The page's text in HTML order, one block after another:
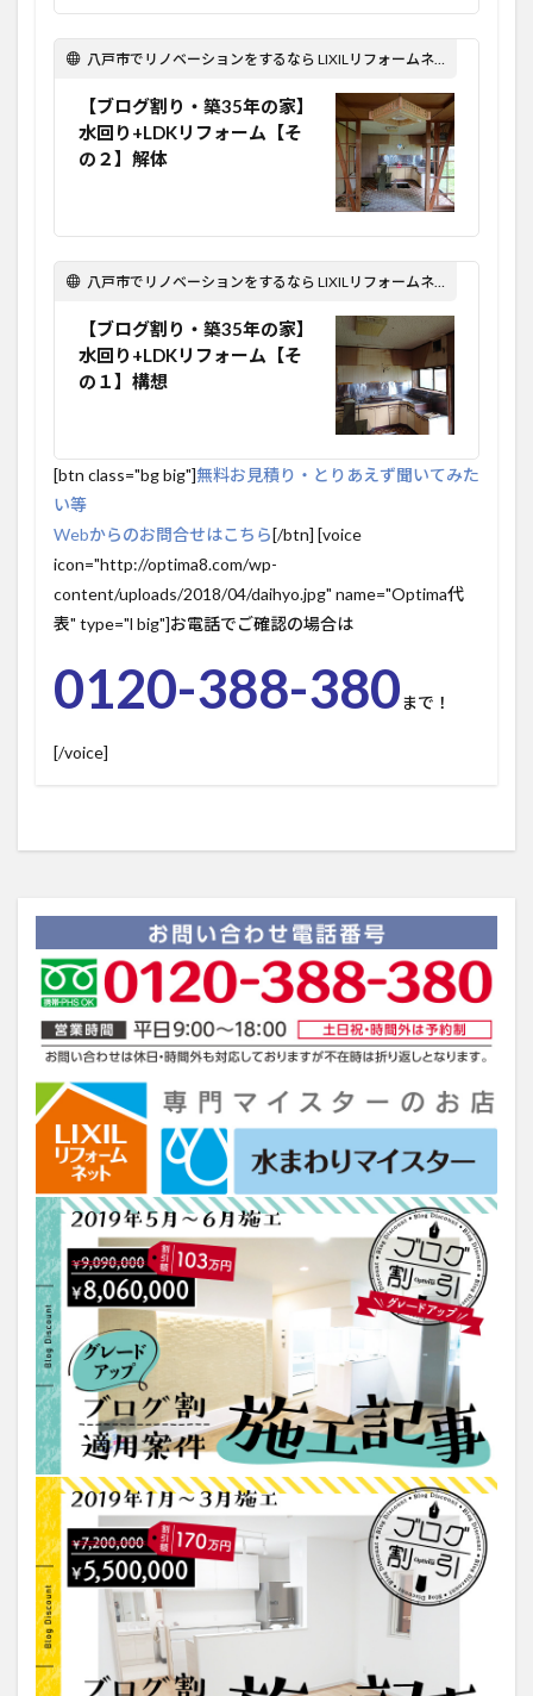
八戸市でリノベーションをするなら LIXILリフォームネット Optima Reform！
【ブログ割り・築35年の家】
水回り+LDKリフォーム【そ
の２】解体
八戸市でリノベーションをするなら LIXILリフォームネット Optima Reform！
【ブログ割り・築35年の家】
水回り+LDKリフォーム【そ
の１】構想
[btn class="bg big"]無料お見積り・とりあえず聞いてみた
い等
Webからのお問合せはこちら[/btn] [voice
icon="http://optima8.com/wp-
content/uploads/2018/04/daihyo.jpg" name="Optima代
表" type="l big"]お電話でご確認の場合は
0120-388-380まで！
[/voice]